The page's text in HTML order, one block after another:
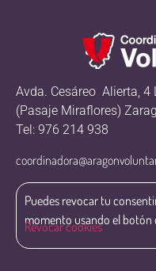
Avda. Cesáreo Alierta, 4
(Pasaje Miraflores)
Tel: 976 214 938
Puedes revocar tu
momento usando el
Revocar cookies